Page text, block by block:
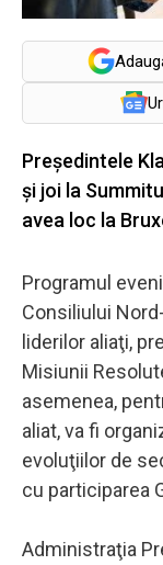
Preşedintele
şi joi la
avea loc la
Programul
Consiliului
liderilor aliaţi,
Misiunii
asemenea,
aliat, va fi
evoluţiilor de
cu participarea
Administraţia